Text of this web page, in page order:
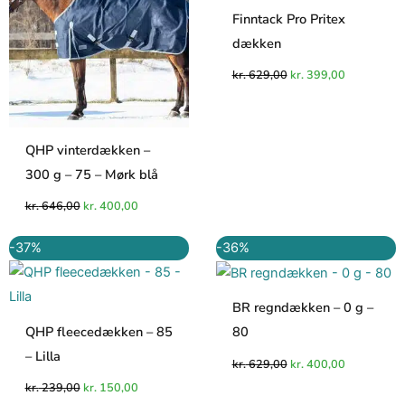
QHP vinterdækken –
300 g – 75 – Mørk blå
kr.646,00 kr.400,00
Finntack Pro Pritex
dækken
kr.629,00 kr.399,00
-37%
QHP fleecedækken – 85
– Lilla
kr.239,00
oprindelige
pris
kr.150,00
aktuelle
pris
-36%
BR regndækken – 0 g –
80
kr.629,00
oprindelige
pris
kr. 629,00.
kr.400,00
aktuelle
pris
er:
kr. 400,00.